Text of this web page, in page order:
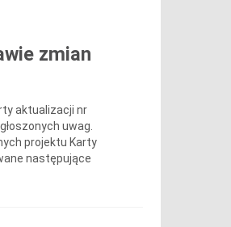
zmian
aktualizacji nr
uwag.
projektu Karty
następujące